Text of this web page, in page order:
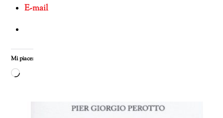
E-mail
Mi piace:
Caricamento